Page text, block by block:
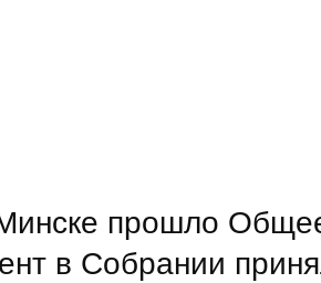
прошло
в Собрании